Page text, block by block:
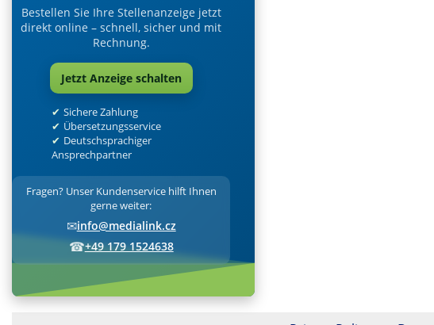
Bestellen Sie Ihre Stellenanzeige jetzt
direkt online – schnell, sicher und mit
Rechnung.
Jetzt Anzeige schalten
Sichere Zahlung
Übersetzungsservice
Deutschsprachiger
Ansprechpartner
Fragen? Unser Kundenservice hilft Ihnen
gerne weiter:
✉info@medialink.cz
☎+49 179 1524638